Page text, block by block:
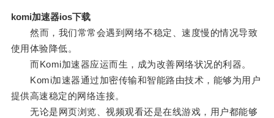
komi加速器ios下载
然而，我们常常会遇到网络不稳定、速度慢的情况导致
使用体验降低。
而Komi加速器应运而生，成为改善网络状况的利器。
Komi加速器通过加密传输和智能路由技术，能够为用户
提供高速稳定的网络连接。
无论是网页浏览、视频观看还是在线游戏，用户都能够